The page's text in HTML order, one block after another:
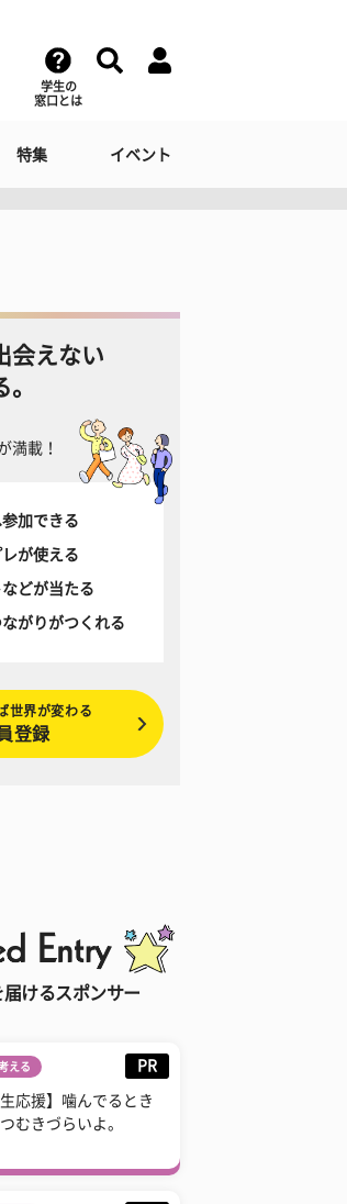
学生の
窓口とは
特集 イベント
会えない
満載！
加できる
が使える
どが当たる
がりがつくれる
世界が変わる
登録
けるスポンサー
える PR
生応援】噛んでるとき
むきづらいよ。